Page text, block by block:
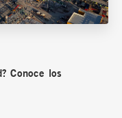
Conoce los